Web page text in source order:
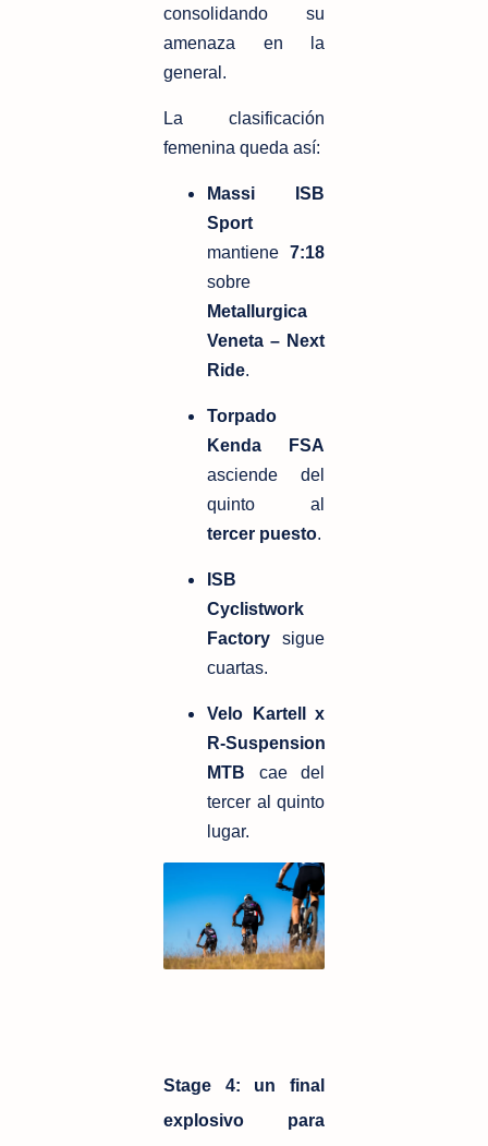
consolidando su
amenaza en la
general.
La clasificación
femenina queda así:
Massi ISB
Sport
mantiene 7:18
Metallurgica
Veneta – Next
Ride.
Torpado
Kenda FSA
asciende del
tercer puesto.
ISB
Cyclistwork
Factory sigue
cuartas.
Velo Kartell x
R‑Suspension
MTB cae del
tercer al quinto
lugar.
Stage 4: un final
explosivo para